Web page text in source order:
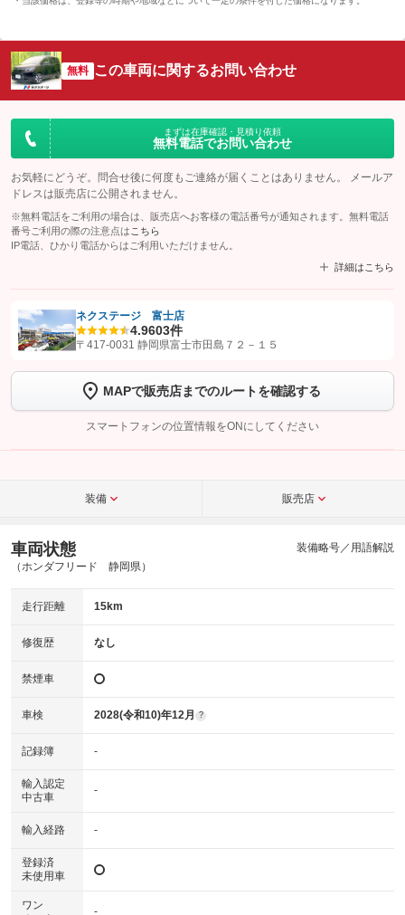
無料 この車両に関するお問い合わせ
まずは在庫確認・見積り依頼
無料電話でお問い合わせ
お気軽にどうぞ。問合せ後に何度もご連絡が届くことはありません。 メールア
ドレスは販売店に公開されません。
※無料電話をご利用の場合は、販売店へお客様の電話番号が通知されます。無料電話
番号ご利用の際の注意点は こちら
IP電話、ひかり電話からはご利用いただけません。
詳細はこちら
【STEP1】認証画面でグーネットを友だち追加してから「許可する」ボタンを押
トーク画面で
ボタンをタップして問い合わせを
完了してください。
こちら
ネクステージ 富士店
4.9603件
〒417-0031 静岡県富士市田島７２－１５
MAPで販売店までのルートを確認する
スマートフォンの位置情報をONにしてください
装備 販売店
車両状態
（ホンダフリード 静岡県）
装備略号／用語解説
走行距離 15km
修復歴 なし
禁煙車
車検 2028(令和10)年12月 ?
記録簿 -
輸入認定
中古車
-
輸入経路 -
登録済
未使用車
ワン
-